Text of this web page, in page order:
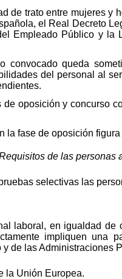
de trato entre mujeres y
el Real Decreto
Empleado Público y la
queda
del personal al
oposición y concurso
fase de oposición
de las personas
selectivas las
laboral, en igualdad
impliquen una
de las Administraciones
la Unión Europea.